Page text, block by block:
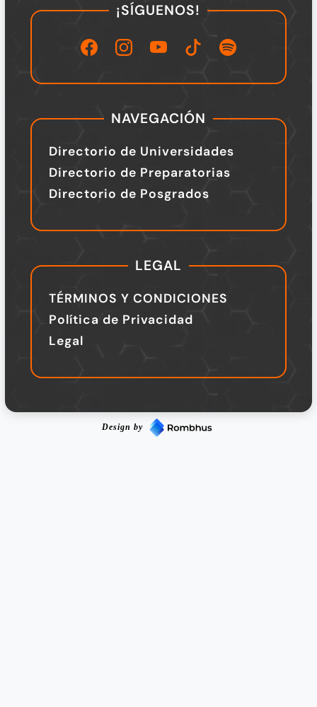
¡SÍGUENOS!
NAVEGACIÓN
Directorio de Universidades
Directorio de Preparatorias
Directorio de Posgrados
LEGAL
TÉRMINOS Y CONDICIONES
Política de Privacidad
Legal
Design by